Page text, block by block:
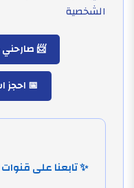
الشخصية
📨 صارحني
📅 احجز
✨ تابعنا على قنوات